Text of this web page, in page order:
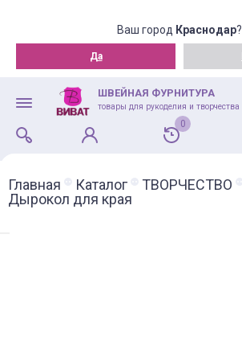
Ваш город Краснодар?
Да
ШВЕЙНАЯ ФУРНИТУРА
товары для рукоделия и творчества
0
Главная Каталог ТВОРЧЕСТВО
Дырокол для края